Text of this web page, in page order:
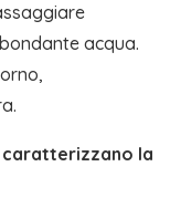
acqua.
caratterizzano la